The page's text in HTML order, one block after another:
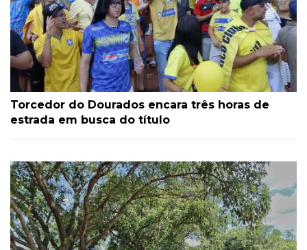
Torcedor do Dourados encara três horas de
estrada em busca do título